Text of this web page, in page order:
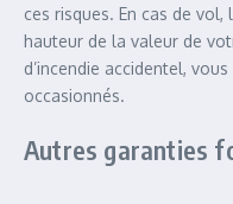
ces risques. En cas de vol,
hauteur de la valeur de
d’incendie accidentel,
occasionnés.
Autres garanties